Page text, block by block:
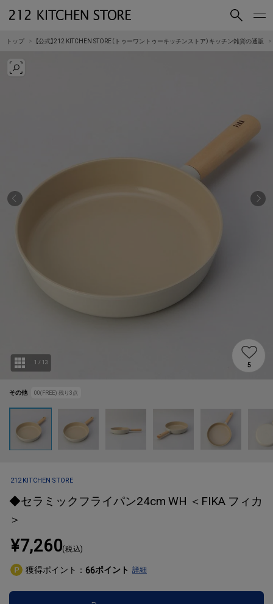
買いもの
212 KITCHEN STORE 公式SNSアカウント
Instagram
トップ 【公式】212 KITCHEN STORE（トゥーワントゥーキッチンストア）キッチン雑貨の通販
その他 00(FREE) 残り3点
1 / 13 5
212 KITCHEN STORE
◆セラミックフライパン24cm WH ＜FIKA フィカ
＞
¥7,260(税込)
獲得ポイント： 66ポイント 詳細